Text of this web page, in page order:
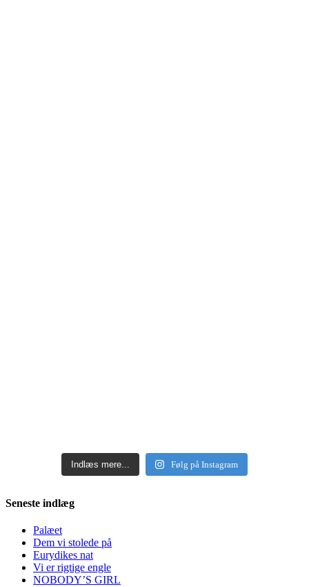
Indlæs mere... Følg på Instagram
Seneste indlæg
Palæet
Dem vi stolede på
Eurydikes nat
Vi er rigtige engle
NOBODY’S GIRL